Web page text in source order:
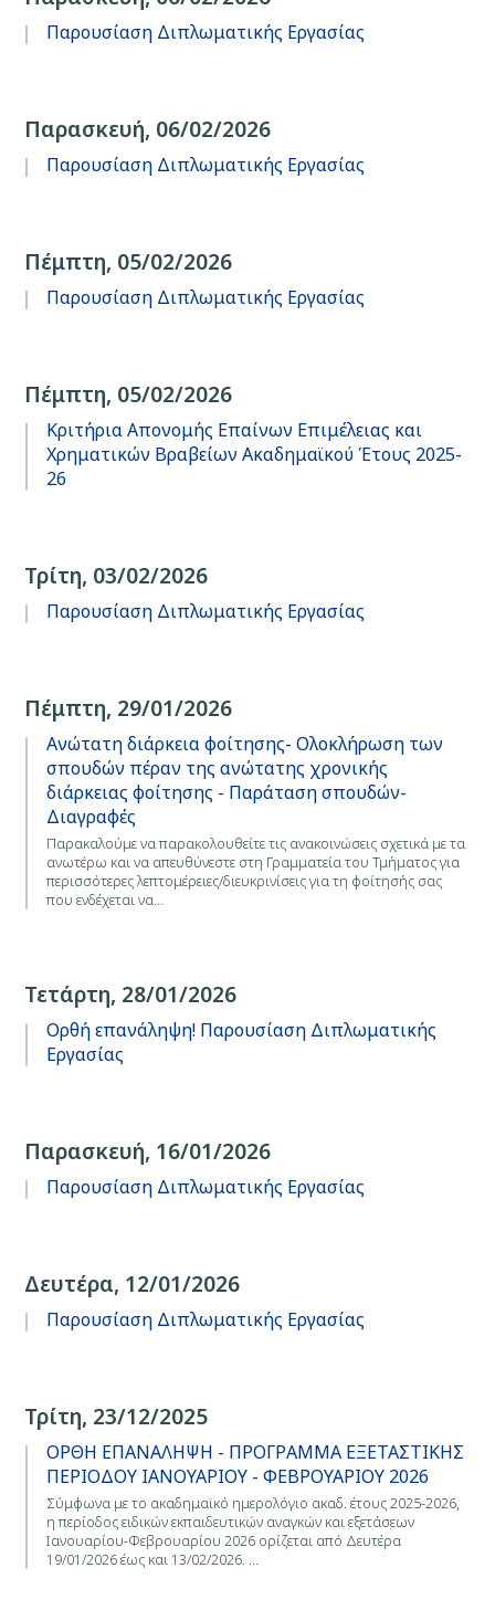
Παρουσίαση Διπλωματικής Εργασίας
Παρασκευή, 06/02/2026
Παρουσίαση Διπλωματικής Εργασίας
Πέμπτη, 05/02/2026
Παρουσίαση Διπλωματικής Εργασίας
Πέμπτη, 05/02/2026
Κριτήρια Απονομής Επαίνων Επιμέλειας και
Χρηματικών Βραβείων Ακαδημαϊκού Έτους 2025-
26
Τρίτη, 03/02/2026
Παρουσίαση Διπλωματικής Εργασίας
Πέμπτη, 29/01/2026
Ανώτατη διάρκεια φοίτησης- Ολοκλήρωση των
σπουδών πέραν της ανώτατης χρονικής
διάρκειας φοίτησης - Παράταση σπουδών-
Διαγραφές
Παρακαλούμε να παρακολουθείτε τις ανακοινώσεις σχετικά με τα
ανωτέρω και να απευθύνεστε στη Γραμματεία του Τμήματος για
περισσότερες λεπτομέρειες/διευκρινίσεις για τη φοίτησής σας
που ενδέχεται να…
Τετάρτη, 28/01/2026
Ορθή επανάληψη! Παρουσίαση Διπλωματικής
Εργασίας
Παρασκευή, 16/01/2026
Παρουσίαση Διπλωματικής Εργασίας
Δευτέρα, 12/01/2026
Παρουσίαση Διπλωματικής Εργασίας
Τρίτη, 23/12/2025
ΟΡΘΗ ΕΠΑΝΑΛΗΨΗ - ΠΡΟΓΡΑΜΜΑ ΕΞΕΤΑΣΤΙΚΗΣ
ΠΕΡΙΟΔΟΥ ΙΑΝΟΥΑΡΙΟΥ - ΦΕΒΡΟΥΑΡΙΟΥ 2026
Σύμφωνα με το ακαδημαϊκό ημερολόγιο ακαδ. έτους 2025-2026,
η περίοδος ειδικών εκπαιδευτικών αναγκών και εξετάσεων
Ιανουαρίου-Φεβρουαρίου 2026 ορίζεται από Δευτέρα
19/01/2026 έως και 13/02/2026. …